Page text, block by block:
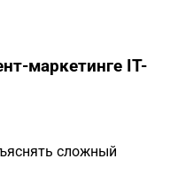
маркетинге IT-
сложный